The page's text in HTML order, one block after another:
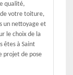
qualité,
votre toiture,
un nettoyage et
le choix de la
êtes à Saint
projet de pose